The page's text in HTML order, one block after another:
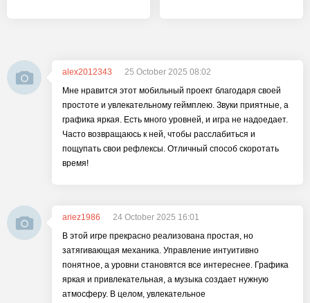
alex2012343
25 October 2025 08:02
Мне нравится этот мобильный проект благодаря своей
простоте и увлекательному геймплею. Звуки приятные, а
графика яркая. Есть много уровней, и игра не надоедает.
Часто возвращаюсь к ней, чтобы расслабиться и
пощупать свои рефлексы. Отличный способ скоротать
время!
ariez1986
24 October 2025 16:01
В этой игре прекрасно реализована простая, но
затягивающая механика. Управление интуитивно
понятное, а уровни становятся все интереснее. Графика
яркая и привлекательная, а музыка создает нужную
атмосферу. В целом, увлекательное